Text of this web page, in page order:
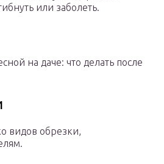
или заболеть.
на даче: что делать после
видов обрезки,